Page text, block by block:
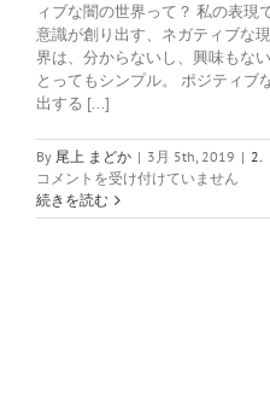
ィブな闇の世界って？ 私の表
意識が創り出す、ネガティブな
界は、分からないし、興味もな
とってもシンプル。 ポジティブ
出する [...]
By 尾上 まどか | 3月 5th, 2019 | 2.
コメントを受け付けていません
続きを読む